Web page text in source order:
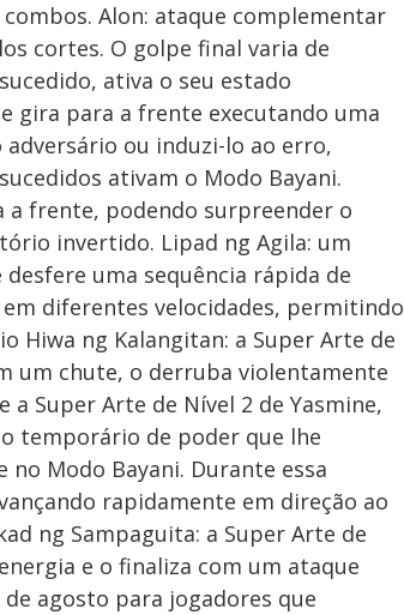
Alon: ataque complementar
cortes. O golpe final varia de
ativa o seu estado
gira para a frente executando uma
ou induzi-lo ao erro,
ativam o Modo Bayani.
a frente, podendo surpreender o
invertido. Lipad ng Agila: um
uma sequência rápida de
diferentes velocidades, permitindo
Hiwa ng Kalangitan: a Super Arte de
um chute, o derruba violentamente
Super Arte de Nível 2 de Yasmine,
temporário de poder que lhe
Modo Bayani. Durante essa
rapidamente em direção ao
ng Sampaguita: a Super Arte de
e o finaliza com um ataque
agosto para jogadores que